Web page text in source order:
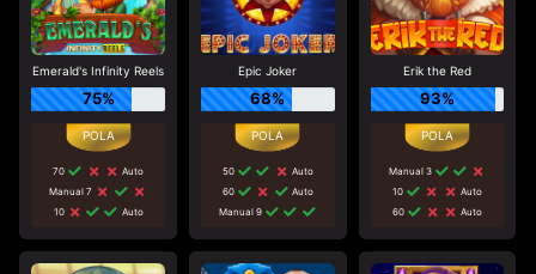
Emerald's Infinity Reels
75%
70
Auto
Manual 7
10
Auto
Epic Joker
68%
50
Auto
60
Auto
Manual 9
Erik the Red
93%
Manual 3
10
Auto
60
Auto